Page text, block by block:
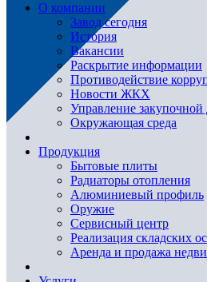
О компании
Завод сегодня
История
Вакансии
Раскрытие информации
Противодействие
Новости ЖКХ
Управление закупочной
Окружающая среда
Продукция
Бытовые плиты
Радиаторы отопления
Алюминиевый профиль
Оружие
Сервисный центр
Реализация складских
Аренда и продажа